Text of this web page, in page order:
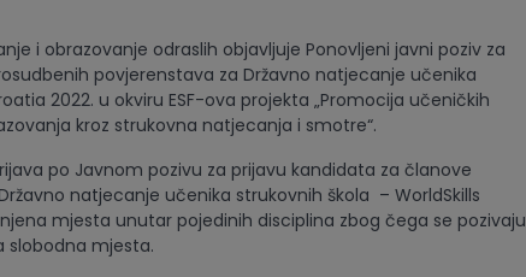
i obrazovanje odraslih objavljuje Ponovljeni javni poziv za
povjerenstava za Državno natjecanje učenika
2022. u okviru ESF-ova projekta „Promocija učeničkih
kroz strukovna natjecanja i smotre“.
po Javnom pozivu za prijavu kandidata za članove
natjecanje učenika strukovnih škola – WorldSkills
mjesta unutar pojedinih disciplina zbog čega se pozivaju
slobodna mjesta.